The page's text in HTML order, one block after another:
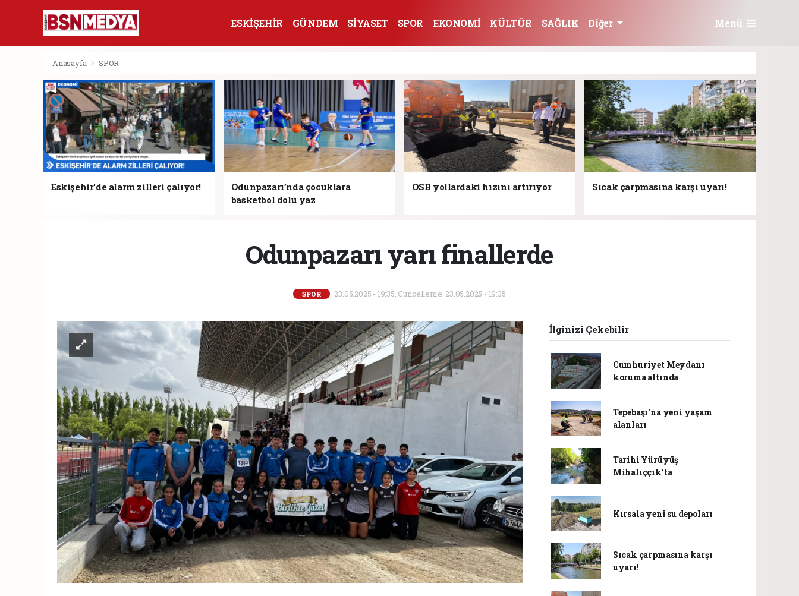
ESKİŞEHİR GÜNDEM SİYASET SPOR EKONOMİ KÜLTÜR SAĞLIK Diğer Menü
Anasayfa SPOR
Eskişehir'de alarm zilleri çalıyor!
Odunpazarı’nda çocuklara
basketbol dolu yaz
OSB yollardaki hızını artırıyor Sıcak çarpmasına karşı uyarı!
Odunpazarı yarı finallerde
SPOR 23.05.2025 - 19:35, Güncelleme: 23.05.2025 - 19:35
İlginizi Çekebilir
Cumhuriyet Meydanı
koruma altında
Tepebaşı'na yeni yaşam
alanları
Tarihi Yürüyüş
Mihalıççık’ta
Kırsala yeni su depoları
Sıcak çarpmasına karşı
uyarı!